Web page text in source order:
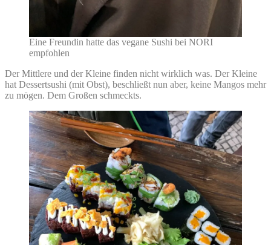
Eine Freundin hatte das vegane Sushi bei NORI
empfohlen
Der Mittlere und der Kleine finden nicht wirklich was. Der Kleine
hat Dessertsushi (mit Obst), beschließt nun aber, keine Mangos mehr
zu mögen. Dem Großen schmeckts.